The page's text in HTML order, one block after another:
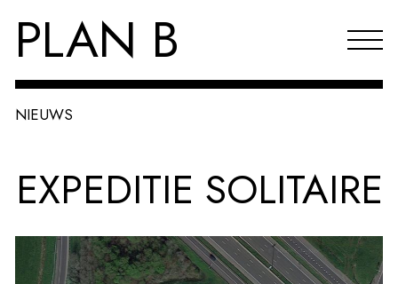
PLAN B
Agenda
Over PLAN B
NIEUWS
EXPEDITIE SOLITAIRE